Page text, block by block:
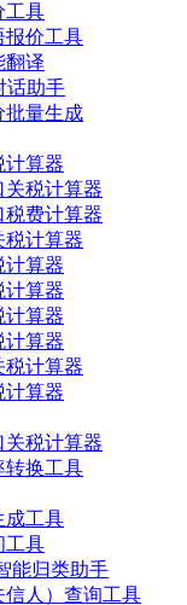
工具
报价工具
翻译
话助手
批量生成
计算器
关税计算器
税费计算器
税计算器
计算器
计算器
计算器
计算器
税计算器
计算器
关税计算器
转换工具
成工具
工具
能归类助手
信人）查询工具